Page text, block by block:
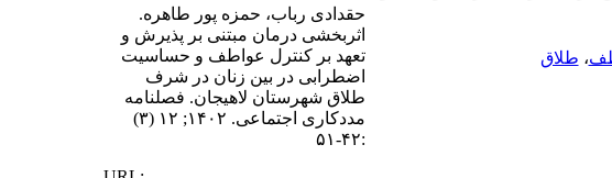
، طلاق
حقدادی رباب، حمزه پور طاهره.
اثربخشی درمان مبتنی بر پذیرش و
تعهد بر کنترل عواطف و حساسیت
اضطرابی در بین زنان در شرف
طلاق شهرستان لاهیجان. فصلنامه
مددکاری اجتماعی. ۱۴۰۲; ۱۲ (۳)
:۴۲-۵۱